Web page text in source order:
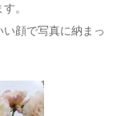
。
顔で写真に納まっ